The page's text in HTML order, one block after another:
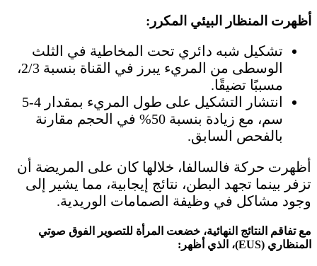
أظهرت المنظار البيئي المكرر:
تشكيل شبه دائري تحت المخاطية في الثلث
الوسطى من المريء يبرز في القناة بنسبة 2/3،
مسببًا تضيقًا.
انتشار التشكيل على طول المريء بمقدار 4-5
سم، مع زيادة بنسبة 50% في الحجم مقارنة
بالفحص السابق.
أظهرت حركة فالسالفا، خلالها كان على المريضة أن
تزفر بينما تجهد البطن، نتائج إيجابية، مما يشير إلى
وجود مشاكل في وظيفة الصمامات الوريدية.
مع تفاقم النتائج النهائية، خضعت المرأة للتصوير الفوق صوتي
المنظاري (EUS)، الذي أظهر: